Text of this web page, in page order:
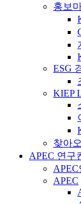
홍보
ESG
KIEP
찾아
APEC 연구
APEC